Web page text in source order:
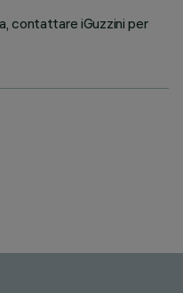
contattare iGuzzini per